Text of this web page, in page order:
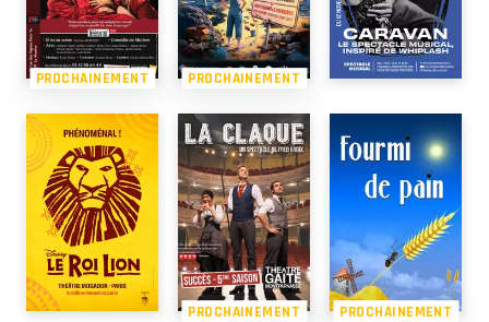
PROCHAINEMENT PROCHAINEMENT
PROCHAINEMENT PROCHAINEMENT